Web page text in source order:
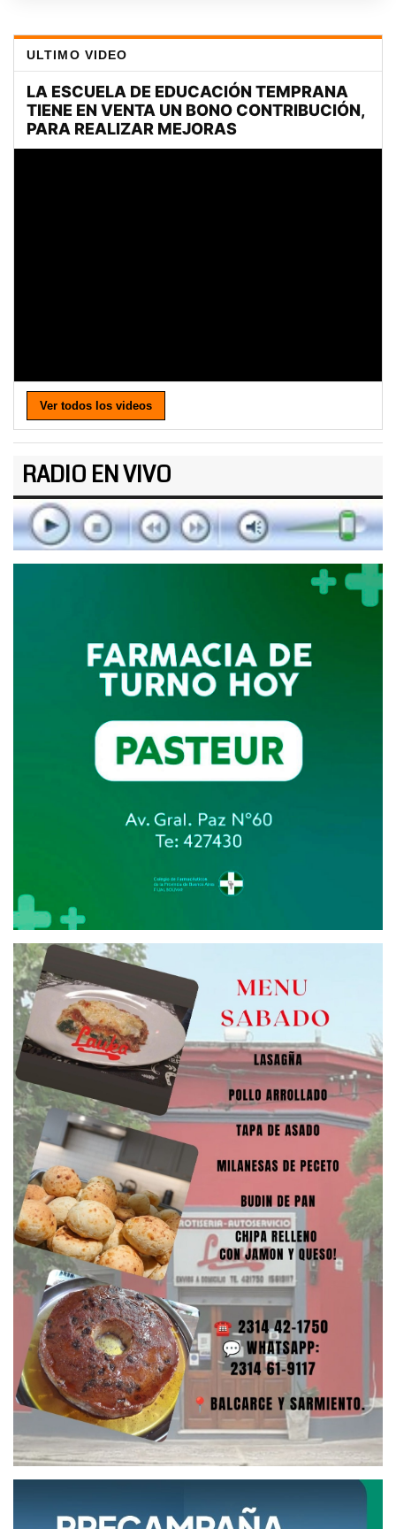
ULTIMO VIDEO
Ver todos los videos
RADIO EN VIVO